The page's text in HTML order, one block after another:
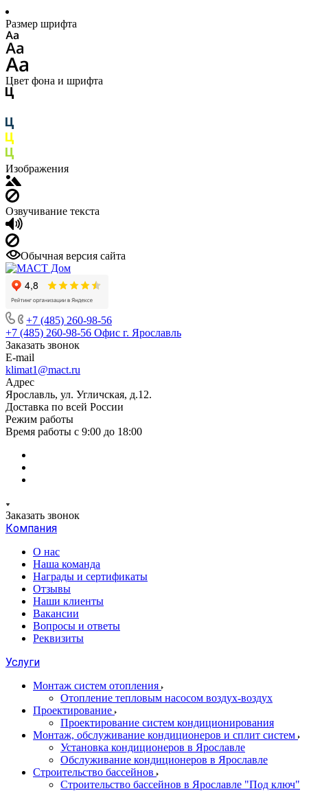
Размер шрифта
Цвет фона и шрифта
Изображения
Озвучивание текста
Обычная версия сайта
+7 (485) 260-98-56
+7 (485) 260-98-56 Офис г. Ярославль
Заказать звонок
E-mail
klimat1@mact.ru
Адрес
Ярославль, ул. Угличская, д.12.
Доставка по всей России
Режим работы
Время работы с 9:00 до 18:00
Заказать звонок
Компания
О нас
Наша команда
Награды и сертификаты
Отзывы
Наши клиенты
Вакансии
Вопросы и ответы
Реквизиты
Услуги
Монтаж систем отопления
Отопление тепловым насосом воздух-воздух
Проектирование
Проектирование систем кондиционирования
Монтаж, обслуживание кондиционеров и сплит систем
Установка кондиционеров в Ярославле
Обслуживание кондиционеров в Ярославле
Строительство бассейнов
Строительство бассейнов в Ярославле "Под ключ"